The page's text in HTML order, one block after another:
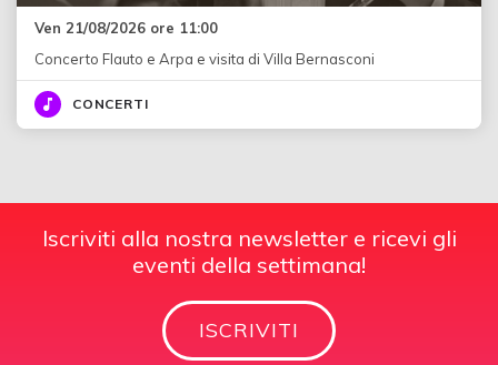
Ven 21/08/2026 ore 11:00
Concerto Flauto e Arpa e visita di Villa Bernasconi
CONCERTI
Iscriviti alla nostra newsletter e ricevi gli
eventi della settimana!
ISCRIVITI